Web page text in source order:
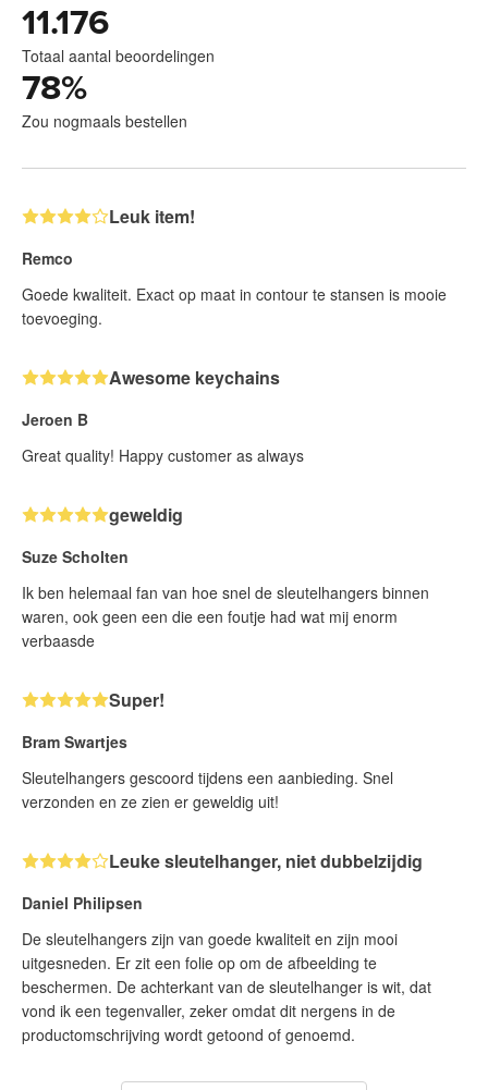
11.176
Totaal aantal beoordelingen
78%
Zou nogmaals bestellen
Leuk item!
Remco
Goede kwaliteit. Exact op maat in contour te stansen is mooie
toevoeging.
Awesome keychains
Jeroen B
Great quality! Happy customer as always
geweldig
Suze Scholten
Ik ben helemaal fan van hoe snel de sleutelhangers binnen
waren, ook geen een die een foutje had wat mij enorm
verbaasde
Super!
Bram Swartjes
Sleutelhangers gescoord tijdens een aanbieding. Snel
verzonden en ze zien er geweldig uit!
Leuke sleutelhanger, niet dubbelzijdig
Daniel Philipsen
De sleutelhangers zijn van goede kwaliteit en zijn mooi
uitgesneden. Er zit een folie op om de afbeelding te
beschermen. De achterkant van de sleutelhanger is wit, dat
vond ik een tegenvaller, zeker omdat dit nergens in de
productomschrijving wordt getoond of genoemd.